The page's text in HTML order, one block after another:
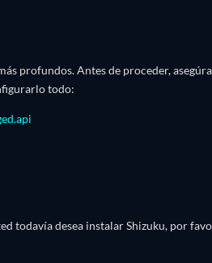
profundos. Antes de proceder,
todo:
todavía desea instalar Shizuku, por